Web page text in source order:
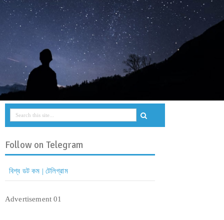
Follow on Telegram
বিশ্ব ডট কম | টেলিগ্রাম
Advertisement 01